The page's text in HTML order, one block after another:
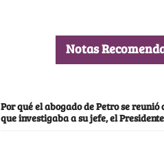
Notas
Por qué el abogado de Petro se
que investigaba a su jefe, el Presidente